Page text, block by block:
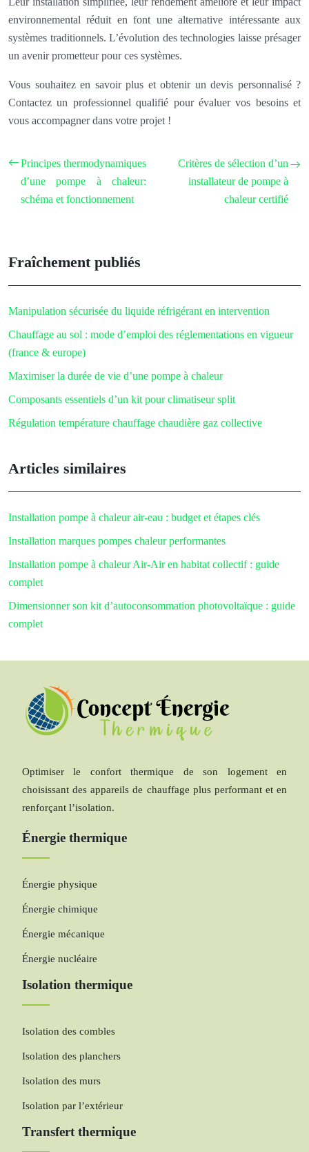
environnemental réduit en font une alternative intéressante aux
systèmes traditionnels. L’évolution des technologies laisse présager
un avenir prometteur pour ces systèmes.
Vous souhaitez en savoir plus et obtenir un devis personnalisé ?
Contactez un professionnel qualifié pour évaluer vos besoins et
vous accompagner dans votre projet !
Principes thermodynamiques
d’une pompe à chaleur:
schéma et fonctionnement
Critères de sélection d’un
installateur de pompe à
chaleur certifié
Fraîchement publiés
Manipulation sécurisée du liquide réfrigérant en intervention
Chauffage au sol : mode d’emploi des réglementations en vigueur
(france & europe)
Maximiser la durée de vie d’une pompe à chaleur
Composants essentiels d’un kit pour climatiseur split
Régulation température chauffage chaudière gaz collective
Articles similaires
Installation pompe à chaleur air-eau : budget et étapes clés
Installation marques pompes chaleur performantes
Installation pompe à chaleur Air-Air en habitat collectif : guide
complet
Dimensionner son kit d’autoconsommation photovoltaïque : guide
complet
Optimiser le confort thermique de son logement en
choisissant des appareils de chauffage plus performant et en
renforçant l’isolation.
Énergie thermique
Énergie physique
Énergie chimique
Énergie mécanique
Énergie nucléaire
Isolation thermique
Isolation des combles
Isolation des planchers
Isolation des murs
Isolation par l’extérieur
Transfert thermique